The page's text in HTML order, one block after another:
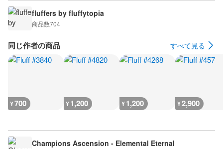
fluffers by fluffytopia
商品数704
同じ作者の商品 すべて見る
¥700 ¥1,200 ¥1,200 ¥2,900
Champions Ascension - Elemental Eternal